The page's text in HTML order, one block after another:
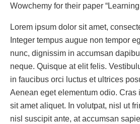
Wowchemy for their paper “Learning
Lorem ipsum dolor sit amet,
Integer tempus augue non tempor
nunc, dignissim in accumsan
neque. Quisque at elit felis.
in faucibus orci luctus et ultrices
Aenean eget elementum odio. Cras
sit amet aliquet. In volutpat, nisl ut
nisl suscipit ante, at accumsan